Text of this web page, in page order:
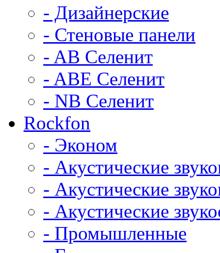
- Дизайнерские
- Стеновые панели
- AB Селенит
- ABE Селенит
- NB Селенит
Rockfon
- Эконом
- Акустические
- Акустические
- Акустические
- Промышленные